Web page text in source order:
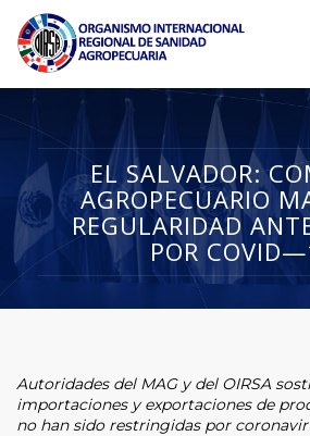
EL SALVADOR:
AGROPECUARIO
REGULARIDAD
POR
Autoridades del MAG y del OIRSA
importaciones y exportaciones de
no han sido restringidas por